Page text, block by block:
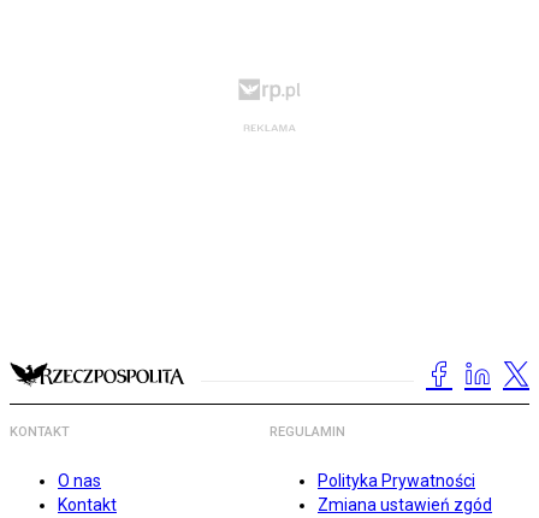
KONTAKT
O nas
Kontakt
REGULAMIN
Polityka Prywatności
Zmiana ustawień zgód